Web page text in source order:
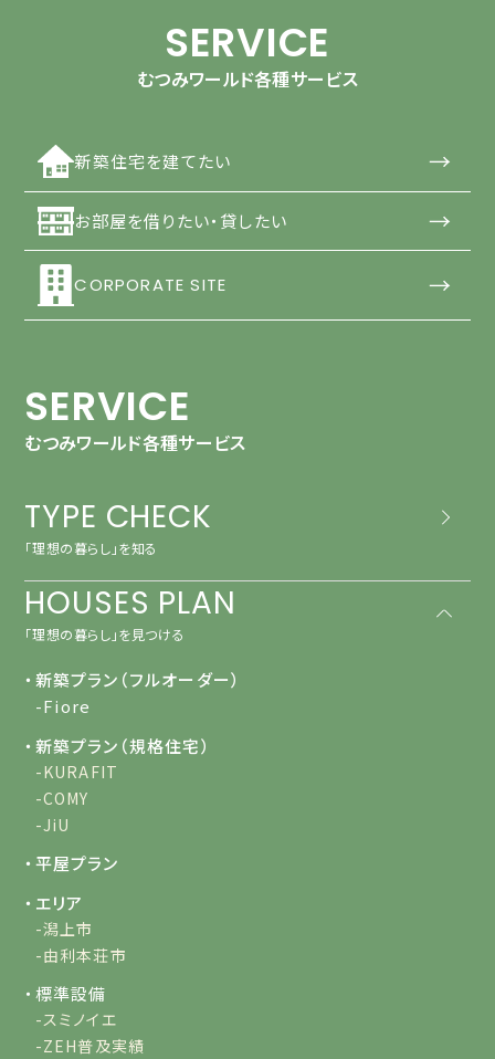
SERVICE
むつみワールド各種サービス
新築住宅を建てたい →
お部屋を借りたい・貸したい →
CORPORATE SITE →
SERVICE
むつみワールド各種サービス
TYPE CHECK
「理想の暮らし」を知る
HOUSES PLAN
「理想の暮らし」を見つける
・新築プラン（フルオーダー）
-Fiore
・新築プラン（規格住宅）
-KURAFIT
-COMY
-JiU
・平屋プラン
・エリア
-潟上市
-由利本荘市
・標準設備
-スミノイエ
-ZEH普及実績